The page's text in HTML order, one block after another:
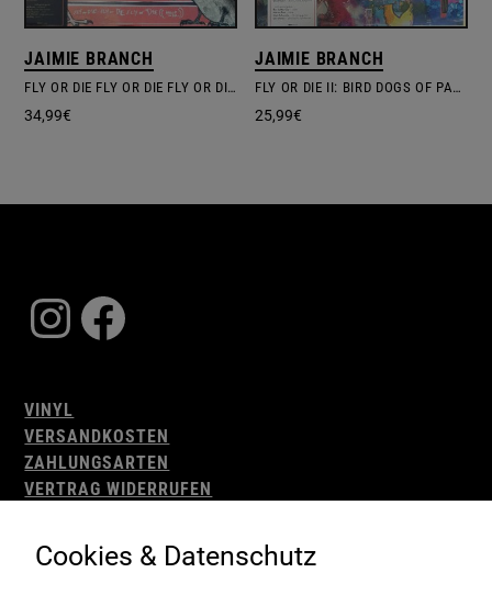
JAIMIE BRANCH
FLY OR DIE FLY OR DIE FLY OR DIE ((WORLD WAR))
34,99€
JAIMIE BRANCH
FLY OR DIE II: BIRD DOGS OF PARADISE
25,99€
Instagram
Facebook
VINYL
VERSANDKOSTEN
ZAHLUNGSARTEN
VERTRAG WIDERRUFEN
WIDERRUFSBELEHRUNG
IMPRESSUM
Cookies & Datenschutz